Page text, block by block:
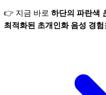
👉 지금 바로 하단의 파란색
최적화된 초개인화 음성 경험